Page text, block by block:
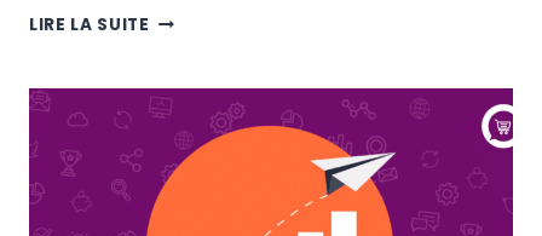
LIRE LA SUITE REMÉDIER
DE
PANIER
GRÂCE
AU
MARKETING
COMPORTEMENTAL